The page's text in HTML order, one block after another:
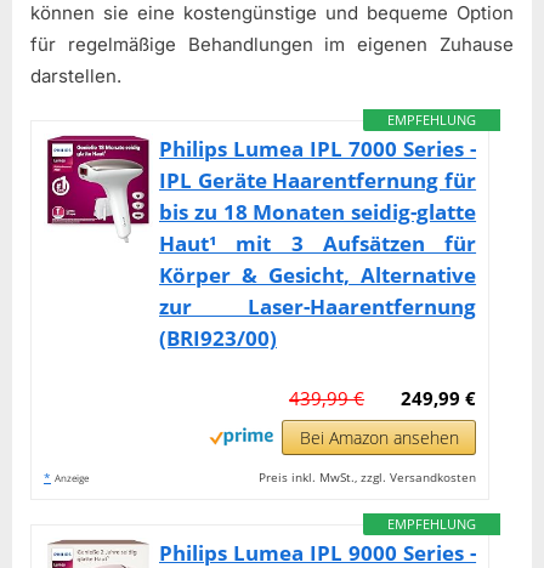
können sie eine kostengünstige und bequeme Option
für regelmäßige Behandlungen im eigenen Zuhause
darstellen.
EMPFEHLUNG
Philips Lumea IPL 7000 Series -
IPL Geräte Haarentfernung für
bis zu 18 Monaten seidig-glatte
Haut¹ mit 3 Aufsätzen für
Körper & Gesicht, Alternative
zur Laser-Haarentfernung
(BRI923/00)
249,99 €
439,99 €
Bei Amazon ansehen
* Anzeige Preis inkl. MwSt., zzgl. Versandkosten
EMPFEHLUNG
Philips Lumea IPL 9000 Series -